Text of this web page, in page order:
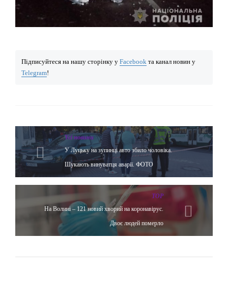
Підписуйтеся на нашу сторінку у Facebook та канал новин у
Telegram!
Yсі новини
У Луцьку на зупинці авто збило чоловіка.
Шукають винуватця аварії. ФОТО
TOP
На Волині – 121 новий хворий на коронавірус.
Двоє людей померло